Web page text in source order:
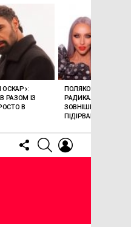
FOLLOW
US
SEARCH
ОСКАР»:
РАЗОМ ІЗ
В
ПОЛЯКОВА ВРАЗИЛА
РАДИКАЛЬНОЮ
ЗОВНІШНОСТІ:
ПІДІРВАВ МЕРЕЖУ